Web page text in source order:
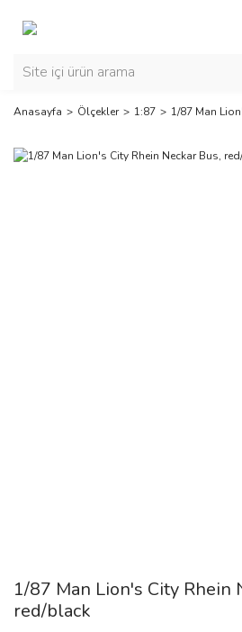
Anasayfa Ölçekler 1:87 1/87 Man
1/87 Man Lion's City Rhein
red/black